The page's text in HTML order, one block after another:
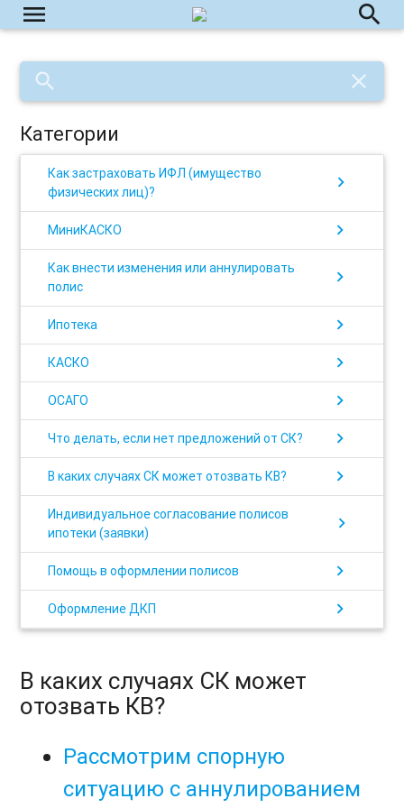
menu search
search close
Категории
Как застраховать ИФЛ (имущество
физических лиц)?
chevron_right
МиниКАСКО chevron_right
Как внести изменения или аннулировать
полис
chevron_right
Ипотека chevron_right
КАСКО chevron_right
ОСАГО chevron_right
Что делать, если нет предложений от СК? chevron_right
В каких случаях СК может отозвать КВ? chevron_right
Индивидуальное согласование полисов
ипотеки (заявки)
chevron_right
Помощь в оформлении полисов chevron_right
Оформление ДКП chevron_right
В каких случаях СК может
отозвать КВ?
Рассмотрим спорную
ситуацию с аннулированием